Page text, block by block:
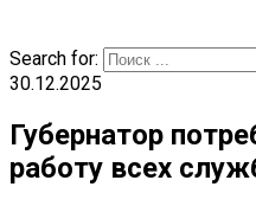
Search for:
30.12.2025
Губернатор
работу всех